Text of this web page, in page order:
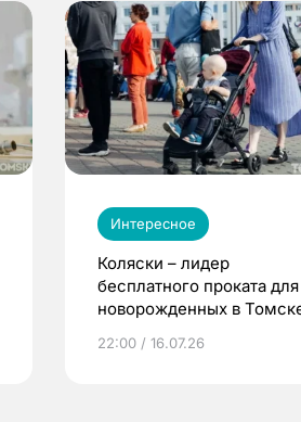
Интересное
Коляски – лидер
бесплатного проката для
новорожденных в
22:00 / 16.07.26